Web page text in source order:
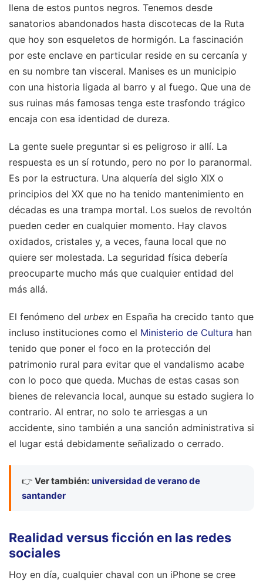
llena de estos puntos negros. Tenemos desde
sanatorios abandonados hasta discotecas de la Ruta
que hoy son esqueletos de hormigón. La fascinación
por este enclave en particular reside en su cercanía y
en su nombre tan visceral. Manises es un municipio
con una historia ligada al barro y al fuego. Que una de
sus ruinas más famosas tenga este trasfondo trágico
encaja con esa identidad de dureza.
La gente suele preguntar si es peligroso ir allí. La
respuesta es un sí rotundo, pero no por lo paranormal.
Es por la estructura. Una alquería del siglo XIX o
principios del XX que no ha tenido mantenimiento en
décadas es una trampa mortal. Los suelos de revoltón
pueden ceder en cualquier momento. Hay clavos
oxidados, cristales y, a veces, fauna local que no
quiere ser molestada. La seguridad física debería
preocuparte mucho más que cualquier entidad del
más allá.
El fenómeno del urbex en España ha crecido tanto que
incluso instituciones como el Ministerio de Cultura han
tenido que poner el foco en la protección del
patrimonio rural para evitar que el vandalismo acabe
con lo poco que queda. Muchas de estas casas son
bienes de relevancia local, aunque su estado sugiera lo
contrario. Al entrar, no solo te arriesgas a un
accidente, sino también a una sanción administrativa si
el lugar está debidamente señalizado o cerrado.
👉 Ver también: universidad de verano de
santander
Realidad versus ficción en las redes
sociales
Hoy en día, cualquier chaval con un iPhone se cree